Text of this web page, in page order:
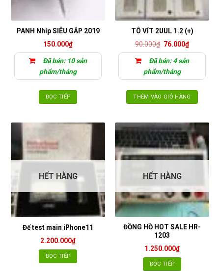
PANH Nhíp SIÊU GẮP 2019
150.000₫
Đã bán: 10 sản
phẩm/tháng
ĐỌC TIẾP
TÔ VÍT 2UUL 1.2 (+)
90.000₫ Giá
là:
90.000₫.
76.000₫Giá
là:
Đã bán: 4 sản
phẩm/tháng
THÊM VÀO GIỎ HÀNG
HẾT HÀNG
Đế test main iPhone11
2.200.000₫
ĐỌC TIẾP
HẾT HÀNG
ĐỒNG HỒ HOT SALE HR-
1203
1.250.000₫
ĐỌC TIẾP